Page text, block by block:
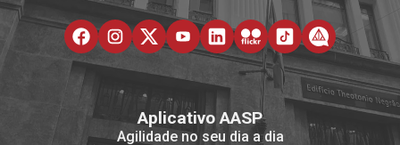
Aplicativo AASP
Agilidade no seu dia a dia